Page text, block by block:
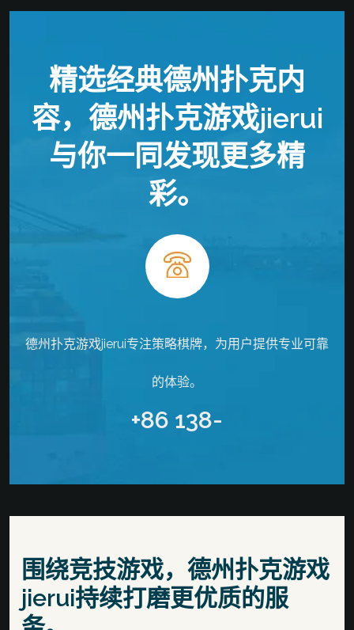
精选经典德州扑克内
容，德州扑克游戏jierui
与你一同发现更多精
彩。
德州扑克游戏jierui专注策略棋牌，为用户提供专业可靠
的体验。
+86 138-
围绕竞技游戏，德州扑克游戏
jierui持续打磨更优质的服